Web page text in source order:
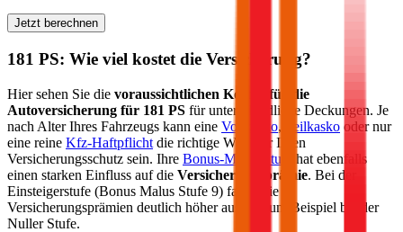
Jetzt berechnen
181 PS: Wie viel kostet die Versicherung?
Hier sehen Sie die voraussichtlichen Kosten für die
Autoversicherung für 181 PS für unterschiedliche Deckungen. Je
nach Alter Ihres Fahrzeugs kann eine Vollkasko, Teilkasko oder nur
eine reine Kfz-Haftpflicht die richtige Wahl für Ihren
Versicherungsschutz sein. Ihre Bonus-Malus Stufe
hat ebenfalls
einen starken Einfluss auf die Versicherungsprämie. Bei der
Einsteigerstufe (Bonus Malus Stufe 9) fallen die
Versicherungsprämien deutlich höher aus als zum Beispiel bei der
Nuller Stufe.